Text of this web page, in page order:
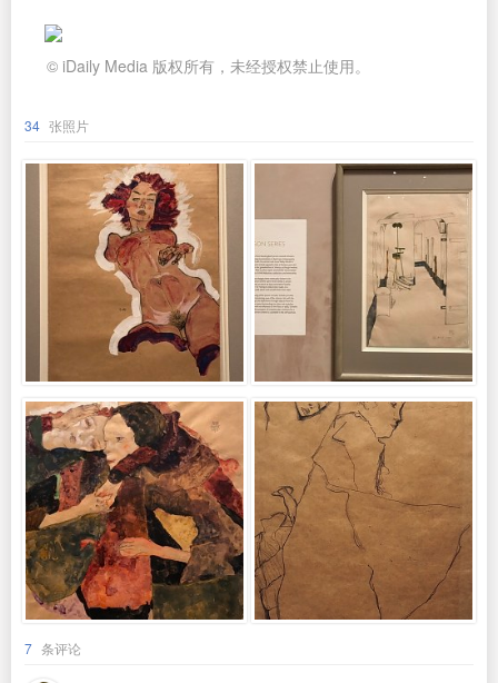
© iDaily Media 版权所有，未经授权禁止使用。
34 张照片
7 条评论